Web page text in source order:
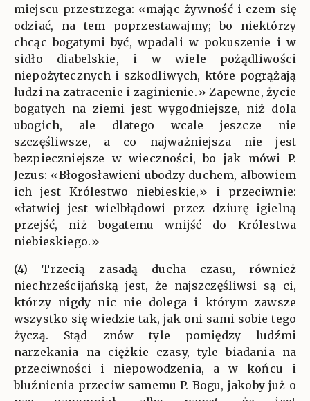
miejscu przestrzega: «mając żywność i czem się
odziać, na tem poprzestawajmy; bo niektórzy
chcąc bogatymi być, wpadali w pokuszenie i w
sidło diabelskie, i w wiele pożądliwości
niepożytecznych i szkodliwych, które pogrążają
ludzi na zatracenie i zaginienie.» Zapewne, życie
bogatych na ziemi jest wygodniejsze, niż dola
ubogich, ale dlatego wcale jeszcze nie
szczęśliwsze, a co najważniejsza nie jest
bezpieczniejsze w wieczności, bo jak mówi P.
Jezus: «Błogosławieni ubodzy duchem, albowiem
ich jest Królestwo niebieskie,» i przeciwnie:
«łatwiej jest wielbłądowi przez dziurę igielną
przejść, niż bogatemu wnijść do Królestwa
niebieskiego.»
(4) Trzecią zasadą ducha czasu, również
niechrześcijańską jest, że najszczęśliwsi są ci,
którzy nigdy nic nie dolega i którym zawsze
wszystko się wiedzie tak, jak oni sami sobie tego
życzą. Stąd znów tyle pomiędzy ludźmi
narzekania na ciężkie czasy, tyle biadania na
przeciwności i niepowodzenia, a w końcu i
bluźnienia przeciw samemu P. Bogu, jakoby już o